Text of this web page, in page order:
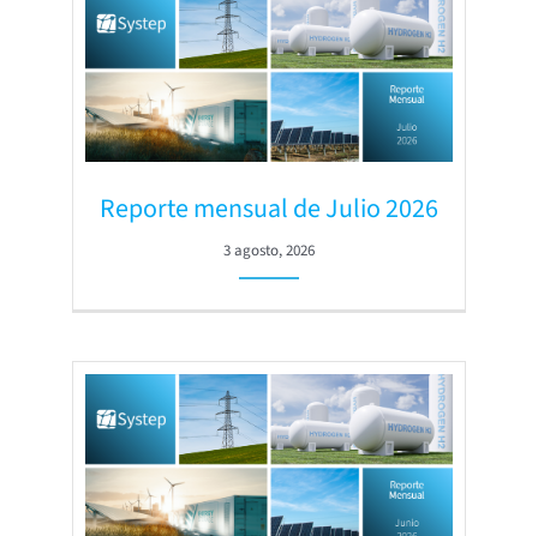
Reporte mensual de Julio 2026
3 agosto, 2026